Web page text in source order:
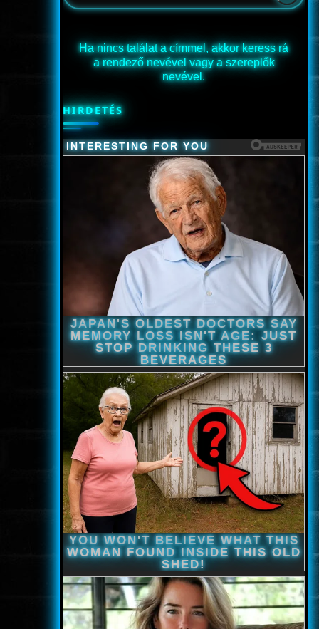
Ha nincs találat a címmel, akkor keress rá
a rendező nevével vagy a szereplők
nevével.
HIRDETÉS